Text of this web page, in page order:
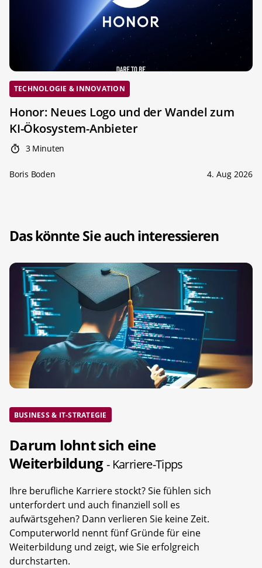
TECHNOLOGIE & INNOVATION
Honor: Neues Logo und der Wandel zum
KI-Ökosystem-Anbieter
3 Minuten
Boris Boden 4. Aug 2026
Das könnte Sie auch interessieren
BUSINESS & IT-STRATEGIE
Darum lohnt sich eine
Weiterbildung- Karriere-Tipps
Ihre berufliche Karriere stockt? Sie fühlen sich
unterfordert und auch finanziell soll es
aufwärtsgehen? Dann verlieren Sie keine Zeit.
Computerworld nennt fünf Gründe für eine
Weiterbildung und zeigt, wie Sie erfolgreich
durchstarten.